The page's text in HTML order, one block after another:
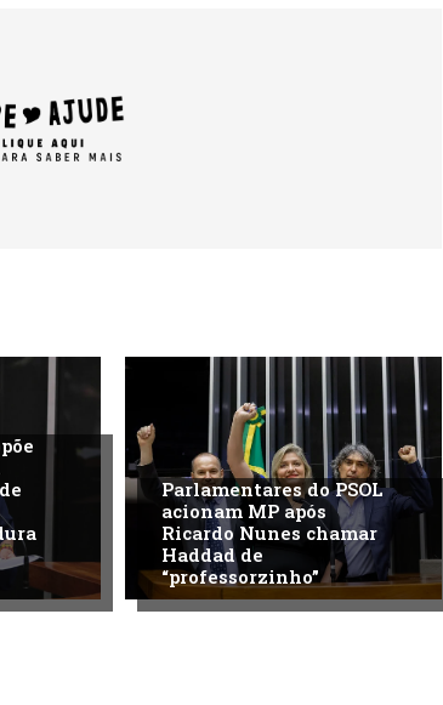
Parlamentares do PSOL
acionam MP após
Ricardo Nunes chamar
Haddad de
“professorzinho”